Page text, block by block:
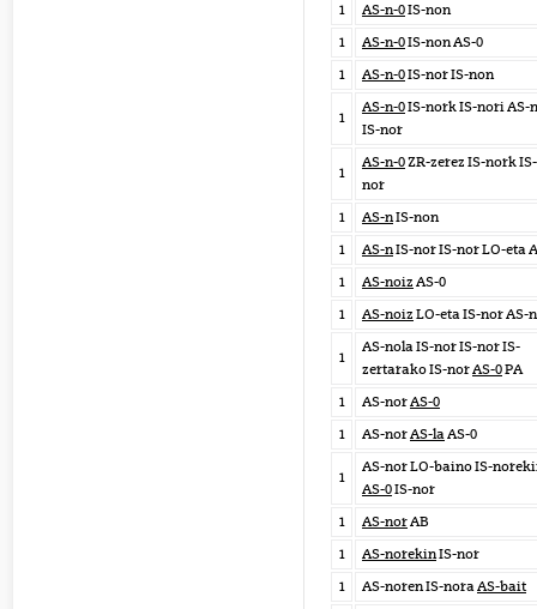
1
AS-n-0IS-non
1
AS-n-0IS-non AS-0
1
AS-n-0IS-nor IS-non
1
AS-n-0IS-nork IS-nori AS-
IS-nor
1
AS-n-0ZR-zerez IS-nork IS-
nor
1
AS-nIS-non
1
AS-nIS-nor IS-nor LO-eta
1
AS-noiz AS-0
1
AS-noiz LO-eta IS-nor AS-
1
AS-nola IS-nor IS-nor IS-
zertarako IS-norAS-0PA
1
AS-norAS-0
1
AS-norAS-laAS-0
1
AS-nor LO-baino IS-
AS-0IS-nor
1
AS-norAB
1
AS-norekinIS-nor
1
AS-noren IS-noraAS-bait